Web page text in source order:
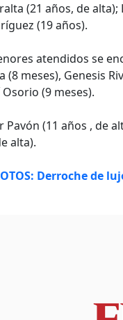
(21 años, de
(19 años).
atendidos se
(8 meses), Genesis
(9 meses).
Pavón (11 años , de
alta).
Derroche de